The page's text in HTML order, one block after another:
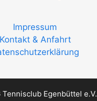
Impressum
Kontakt & Anfahrt
Egenbüttel e.V.